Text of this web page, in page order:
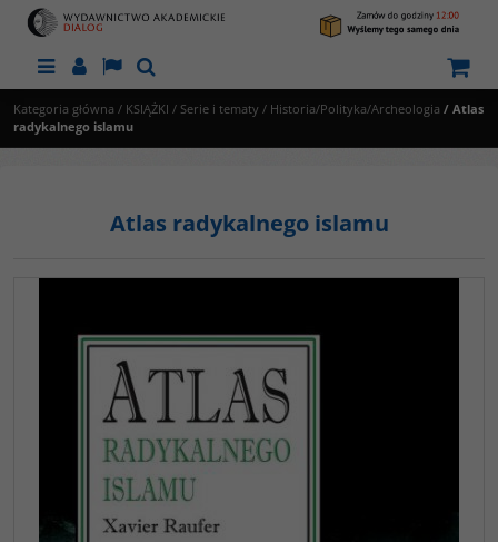
MenuPanelLangSzukaj
Kategoria główna / KSIĄŻKI / Serie i tematy / Historia/Polityka/Archeologia / Atlas
radykalnego islamu
Atlas radykalnego islamu